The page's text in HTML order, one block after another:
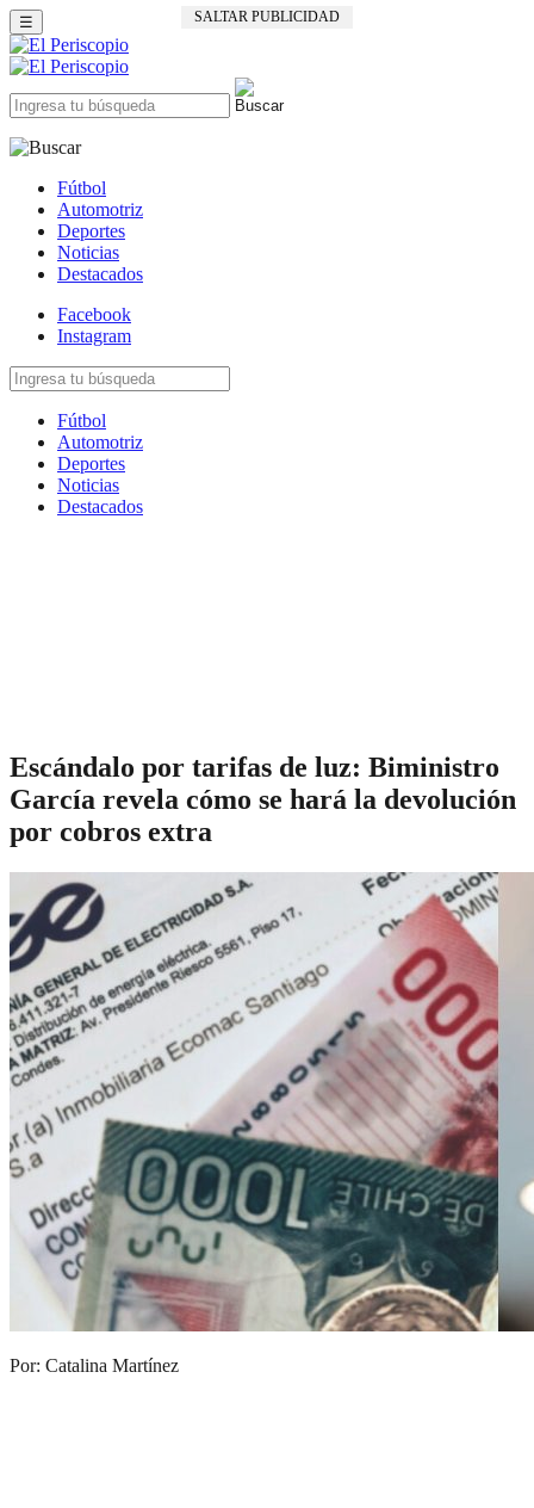
☰
Fútbol
Automotriz
Deportes
Noticias
Destacados
Facebook
Instagram
Fútbol
Automotriz
Deportes
Noticias
Destacados
Escándalo por tarifas de luz: Biministro
García revela cómo se hará la devolución
por cobros extra
Por: Catalina Martínez